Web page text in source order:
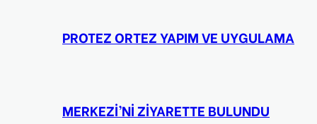
PROTEZ ORTEZ YAPIM VE UYGULAMA
MERKEZİ’Nİ ZİYARETTE BULUNDU